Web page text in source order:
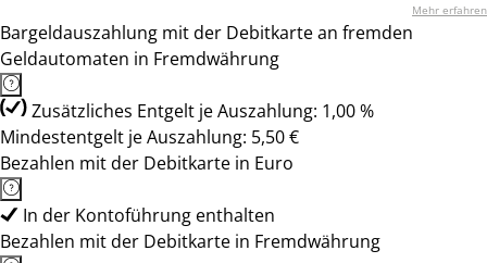
Mehr erfahren
Bargeldauszahlung mit der Debitkarte an fremden
Geldautomaten in Fremdwährung
Zusätzliches Entgelt je Auszahlung: 1,00 %
Mindestentgelt je Auszahlung: 5,50 €
Bezahlen mit der Debitkarte in Euro
In der Kontoführung enthalten
Bezahlen mit der Debitkarte in Fremdwährung